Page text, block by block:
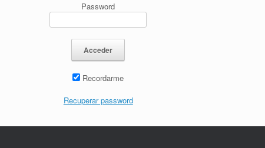
Password
Recordarme
Recuperar password